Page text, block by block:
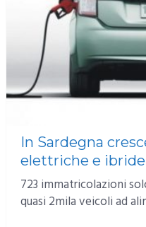
In Sardegna
elettriche e ibride
723 immatricolazioni
quasi 2mila veicoli ad